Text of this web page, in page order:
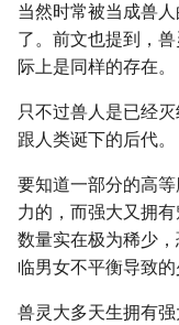
当然时常被当成兽
了。前文也提到，
际上是同样的存在。
只不过兽人是已经
跟人类诞下的后代。
要知道一部分的高
力的，而强大又拥
数量实在极为稀少
临男女不平衡导致的
兽灵大多天生拥有